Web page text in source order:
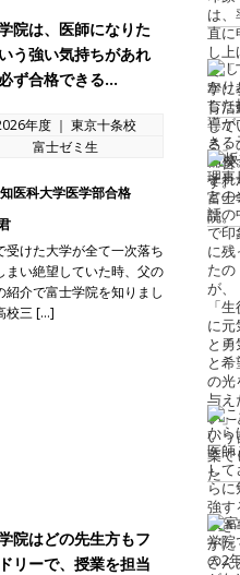
院は、医師になりた
う強い気持ちがあれ
ず合格できる…
年度 ｜ 東京十条校
富士ゼミ生
医科大学医学部合格
受けた大学が全て一次落ち
まい絶望していた時、父の
紹介で富士学院を知りまし
校三 […]
院はどの先生方もフ
リーで、授業を担当